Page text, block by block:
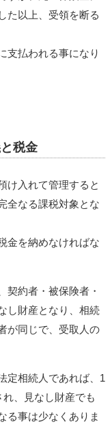
た以上、受領を断る
支払われる事になり
税金
け入れて管理すると
全なる課税対象とな
金を納めなければな
契約者・被保険者・
し財産となり、相続
が同じで、受取人の
定相続人であれば、1
、見なし財産でも
る事は少なくありま